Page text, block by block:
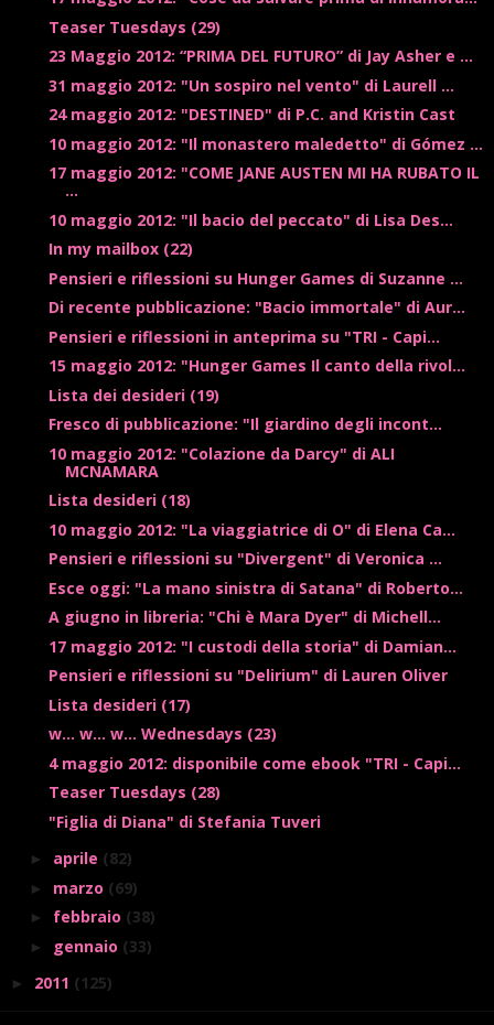
Teaser Tuesdays (29)
23 Maggio 2012: “PRIMA DEL FUTURO” di Jay Asher e ...
31 maggio 2012: "Un sospiro nel vento" di Laurell ...
24 maggio 2012: "DESTINED" di P.C. and Kristin Cast
10 maggio 2012: "Il monastero maledetto" di Gómez ...
17 maggio 2012: "COME JANE AUSTEN MI HA RUBATO IL
...
10 maggio 2012: "Il bacio del peccato" di Lisa Des...
In my mailbox (22)
Pensieri e riflessioni su Hunger Games di Suzanne ...
Di recente pubblicazione: "Bacio immortale" di Aur...
Pensieri e riflessioni in anteprima su "TRI - Capi...
15 maggio 2012: "Hunger Games Il canto della rivol...
Lista dei desideri (19)
Fresco di pubblicazione: "Il giardino degli incont...
10 maggio 2012: "Colazione da Darcy" di ALI
MCNAMARA
Lista desideri (18)
10 maggio 2012: "La viaggiatrice di O" di Elena Ca...
Pensieri e riflessioni su "Divergent" di Veronica ...
Esce oggi: "La mano sinistra di Satana" di Roberto...
A giugno in libreria: "Chi è Mara Dyer" di Michell...
17 maggio 2012: "I custodi della storia" di Damian...
Pensieri e riflessioni su "Delirium" di Lauren Oliver
Lista desideri (17)
w... w... w... Wednesdays (23)
4 maggio 2012: disponibile come ebook "TRI - Capi...
Teaser Tuesdays (28)
"Figlia di Diana" di Stefania Tuveri
► aprile (82)
► marzo (69)
► febbraio (38)
► gennaio (33)
► 2011 (125)